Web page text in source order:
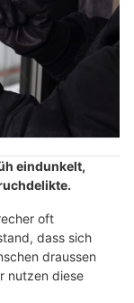
eindunkelt,
oft
dass sich
draussen
nutzen diese